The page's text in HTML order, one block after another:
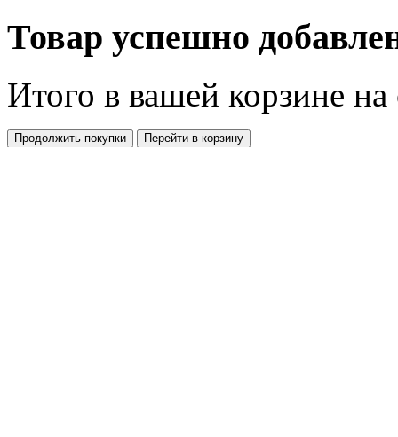
Товар успешно
Итого в вашей корзине
Продолжить покупки Перейти в корзину